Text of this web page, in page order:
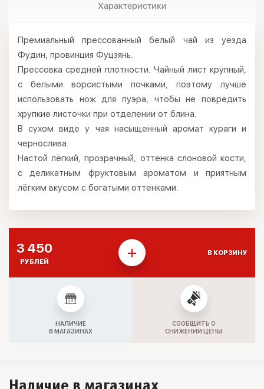
Характеристики
Премиальный прессованный белый чай из уезда
Фудин, провинция Фуцзянь.
Прессовка средней плотности. Чайный лист крупный,
с белыми ворсистыми почками, поэтому лучше
использовать нож для пуэра, чтобы не повредить
хрупкие листочки при отделении от блина.
В сухом виде у чая насыщенный аромат кураги и
чернослива.
Настой лёгкий, прозрачный, оттенка слоновой кости,
с деликатным фруктовым ароматом и приятным
лёгким вкусом с богатыми оттенками.
3 450
РУБЛЕЙ
В КОРЗИНУ
НАЛИЧИЕ
В МАГАЗИНАХ
СООБЩИТЬ О
СНИЖЕНИИ ЦЕНЫ